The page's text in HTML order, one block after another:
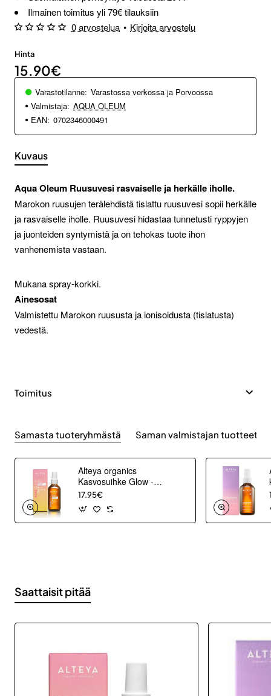
Ilmainen toimitus yli 79€ tilauksiin
0 arvostelua • Kirjoita arvostelu
Hinta
15.90€
Varastotilanne: Varastossa verkossa ja Porvoossa
Valmistaja: AQUA OLEUM
EAN: 0702346000491
Kuvaus
Aqua Oleum Ruusuvesi rasvaiselle ja herkälle iholle.
Marokon ruusujen terälehdistä tislattu ruusuvesi sopii herkälle
ja rasvaiselle iholle. Ruusuvesi hidastaa tunnetusti ryppyjen
ja juonteiden syntymistä ja on tehokas tuote ihon
vanhenemista vastaan.
Mukana spray-korkki.
Ainesosat
Valmistettu Marokon ruususta ja ionisoidusta (tislatusta)
vedestä.
Toimitus
Samasta tuoteryhmästä Saman valmistajan tuotteet
Alteya organics
Kasvosuihke Glow -
Ruusuvesi +
Kollageenipeptidi 120ml
17.95€
Saattaisit pitää